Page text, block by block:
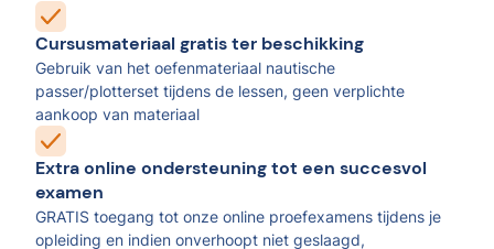
Cursusmateriaal gratis ter beschikking
Gebruik van het oefenmateriaal nautische
passer/plotterset tijdens de lessen, geen verplichte
aankoop van materiaal
Extra online ondersteuning tot een succesvol
examen
GRATIS toegang tot onze online proefexamens tijdens je
opleiding en indien onverhoopt niet geslaagd,